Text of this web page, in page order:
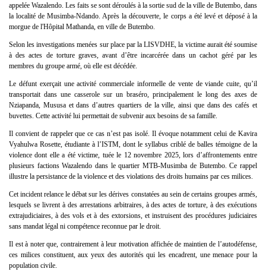
appelée Wazalendo. Les faits se sont déroulés à la sortie sud de la ville de Butembo, dans
la localité de Musimba-Ndando. Après la découverte, le corps a été levé et déposé à la
morgue de l'Hôpital Mathanda, en ville de Butembo.
Selon les investigations menées sur place par la LISVDHE, la victime aurait été soumise
à des actes de torture graves, avant d’être incarcérée dans un cachot géré par les
membres du groupe armé, où elle est décédée.
Le défunt exerçait une activité commerciale informelle de vente de viande cuite, qu’il
transportait dans une casserole sur un braséro, principalement le long des axes de
Nziapanda, Mususa et dans d’autres quartiers de la ville, ainsi que dans des cafés et
buvettes. Cette activité lui permettait de subvenir aux besoins de sa famille.
Il convient de rappeler que ce cas n’est pas isolé. Il évoque notamment celui de Kavira
Vyahulwa Rosette, étudiante à l’ISTM, dont le syllabus criblé de balles témoigne de la
violence dont elle a été victime, tuée le 12 novembre 2025, lors d’affrontements entre
plusieurs factions Wazalendo dans le quartier MTB-Musimba de Butembo. Ce rappel
illustre la persistance de la violence et des violations des droits humains par ces milices.
Cet incident relance le débat sur les dérives constatées au sein de certains groupes armés,
lesquels se livrent à des arrestations arbitraires, à des actes de torture, à des exécutions
extrajudiciaires, à des vols et à des extorsions, et instruisent des procédures judiciaires
sans mandat légal ni compétence reconnue par le droit.
Il est à noter que, contrairement à leur motivation affichée de maintien de l’autodéfense,
ces milices constituent, aux yeux des autorités qui les encadrent, une menace pour la
population civile.